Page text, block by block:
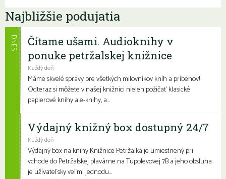
Najbližšie podujatia
Čítame ušami. Audioknihy v
ponuke petržalskej knižnice
Každý deň
Máme skvelé správy pre všetkých milovníkov kníh a príbehov!
Odteraz si môžete v našej knižnici nielen požičať klasické
papierové knihy a e-knihy, a...
DNES
Výdajný knižný box dostupný 24/7
Každý deň
Výdajný box na knihy Knižnice Petržalka je umiestnený pri
vchode do Petržalskej plavárne na Tupolevovej 7B a jeho obsluha
je užívateľsky veľmi jednodu...